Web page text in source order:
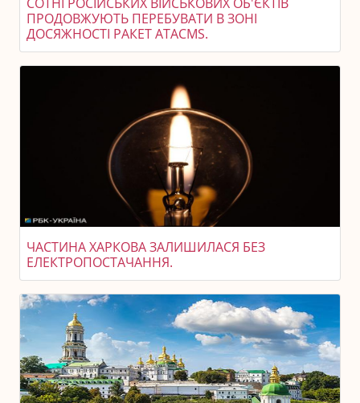
ПРОДОВЖУЮТЬ ПЕРЕБУВАТИ В ЗОНІ
ДОСЯЖНОСТІ РАКЕТ ATACMS.
ЧАСТИНА ХАРКОВА ЗАЛИШИЛАСЯ БЕЗ
ЕЛЕКТРОПОСТАЧАННЯ.